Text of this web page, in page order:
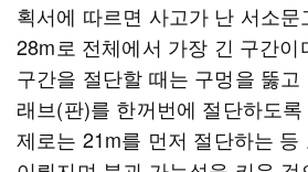
획서에 따르면 사고가 난 서소
28m로 전체에서 가장 긴 구간이
구간을 절단할 때는 구멍을 뚫
래브(판)를 한꺼번에 절단하도
제로는 21m를 먼저 절단하는 등